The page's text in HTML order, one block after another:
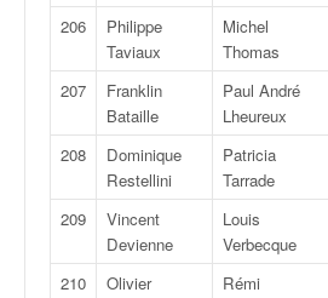
206
Philippe
Taviaux
Michel
Thomas
207
Franklin
Bataille
Paul André
Lheureux
208
Dominique
Restellini
Patricia
Tarrade
209
Vincent
Devienne
Louis
Verbecque
210
Olivier
Rémi